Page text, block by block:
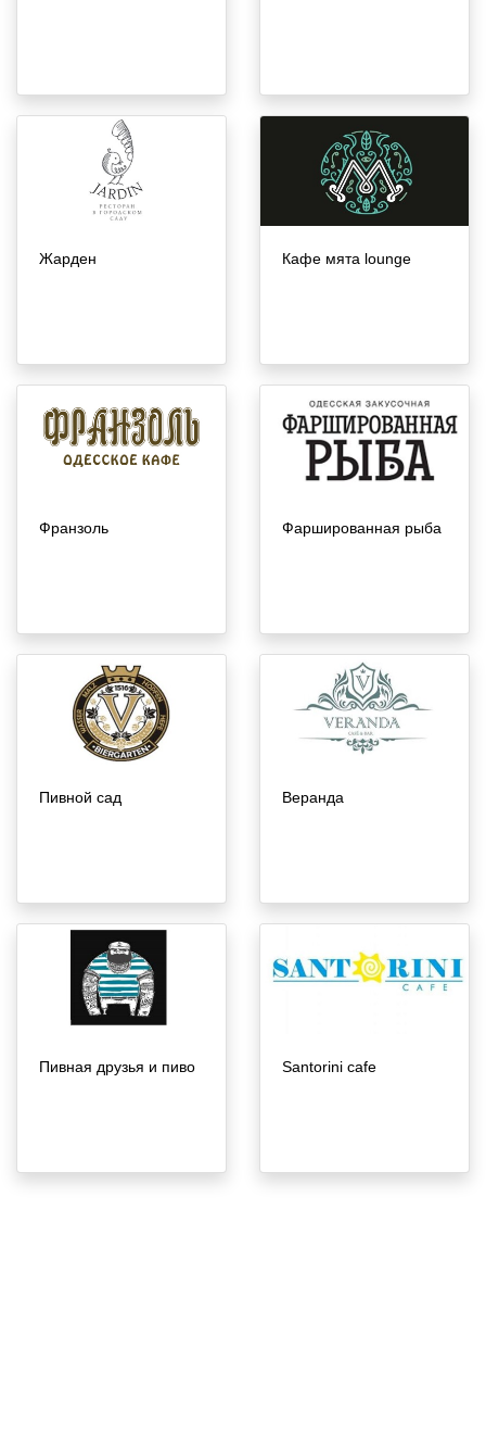
Жарден Кафе мята lounge
Франзоль Фаршированная рыба
Пивной сад Веранда
Пивная друзья и пиво Santorini cafe